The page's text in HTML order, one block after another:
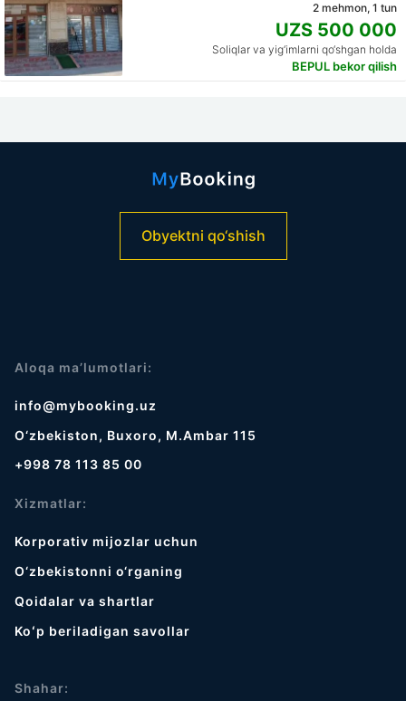
2 mehmon, 1 tun
UZS 500 000
Soliqlar va yig‘imlarni qo‘shgan holda
BEPUL bekor qilish
Obyektni qo‘shish
Aloqa ma’lumotlari:
info@mybooking.uz
O‘zbekiston, Buxoro, M.Ambar 115
+998 78 113 85 00
Xizmatlar:
Korporativ mijozlar uchun
O‘zbekistonni o‘rganing
Qoidalar va shartlar
Koʻp beriladigan savollar
Shahar: